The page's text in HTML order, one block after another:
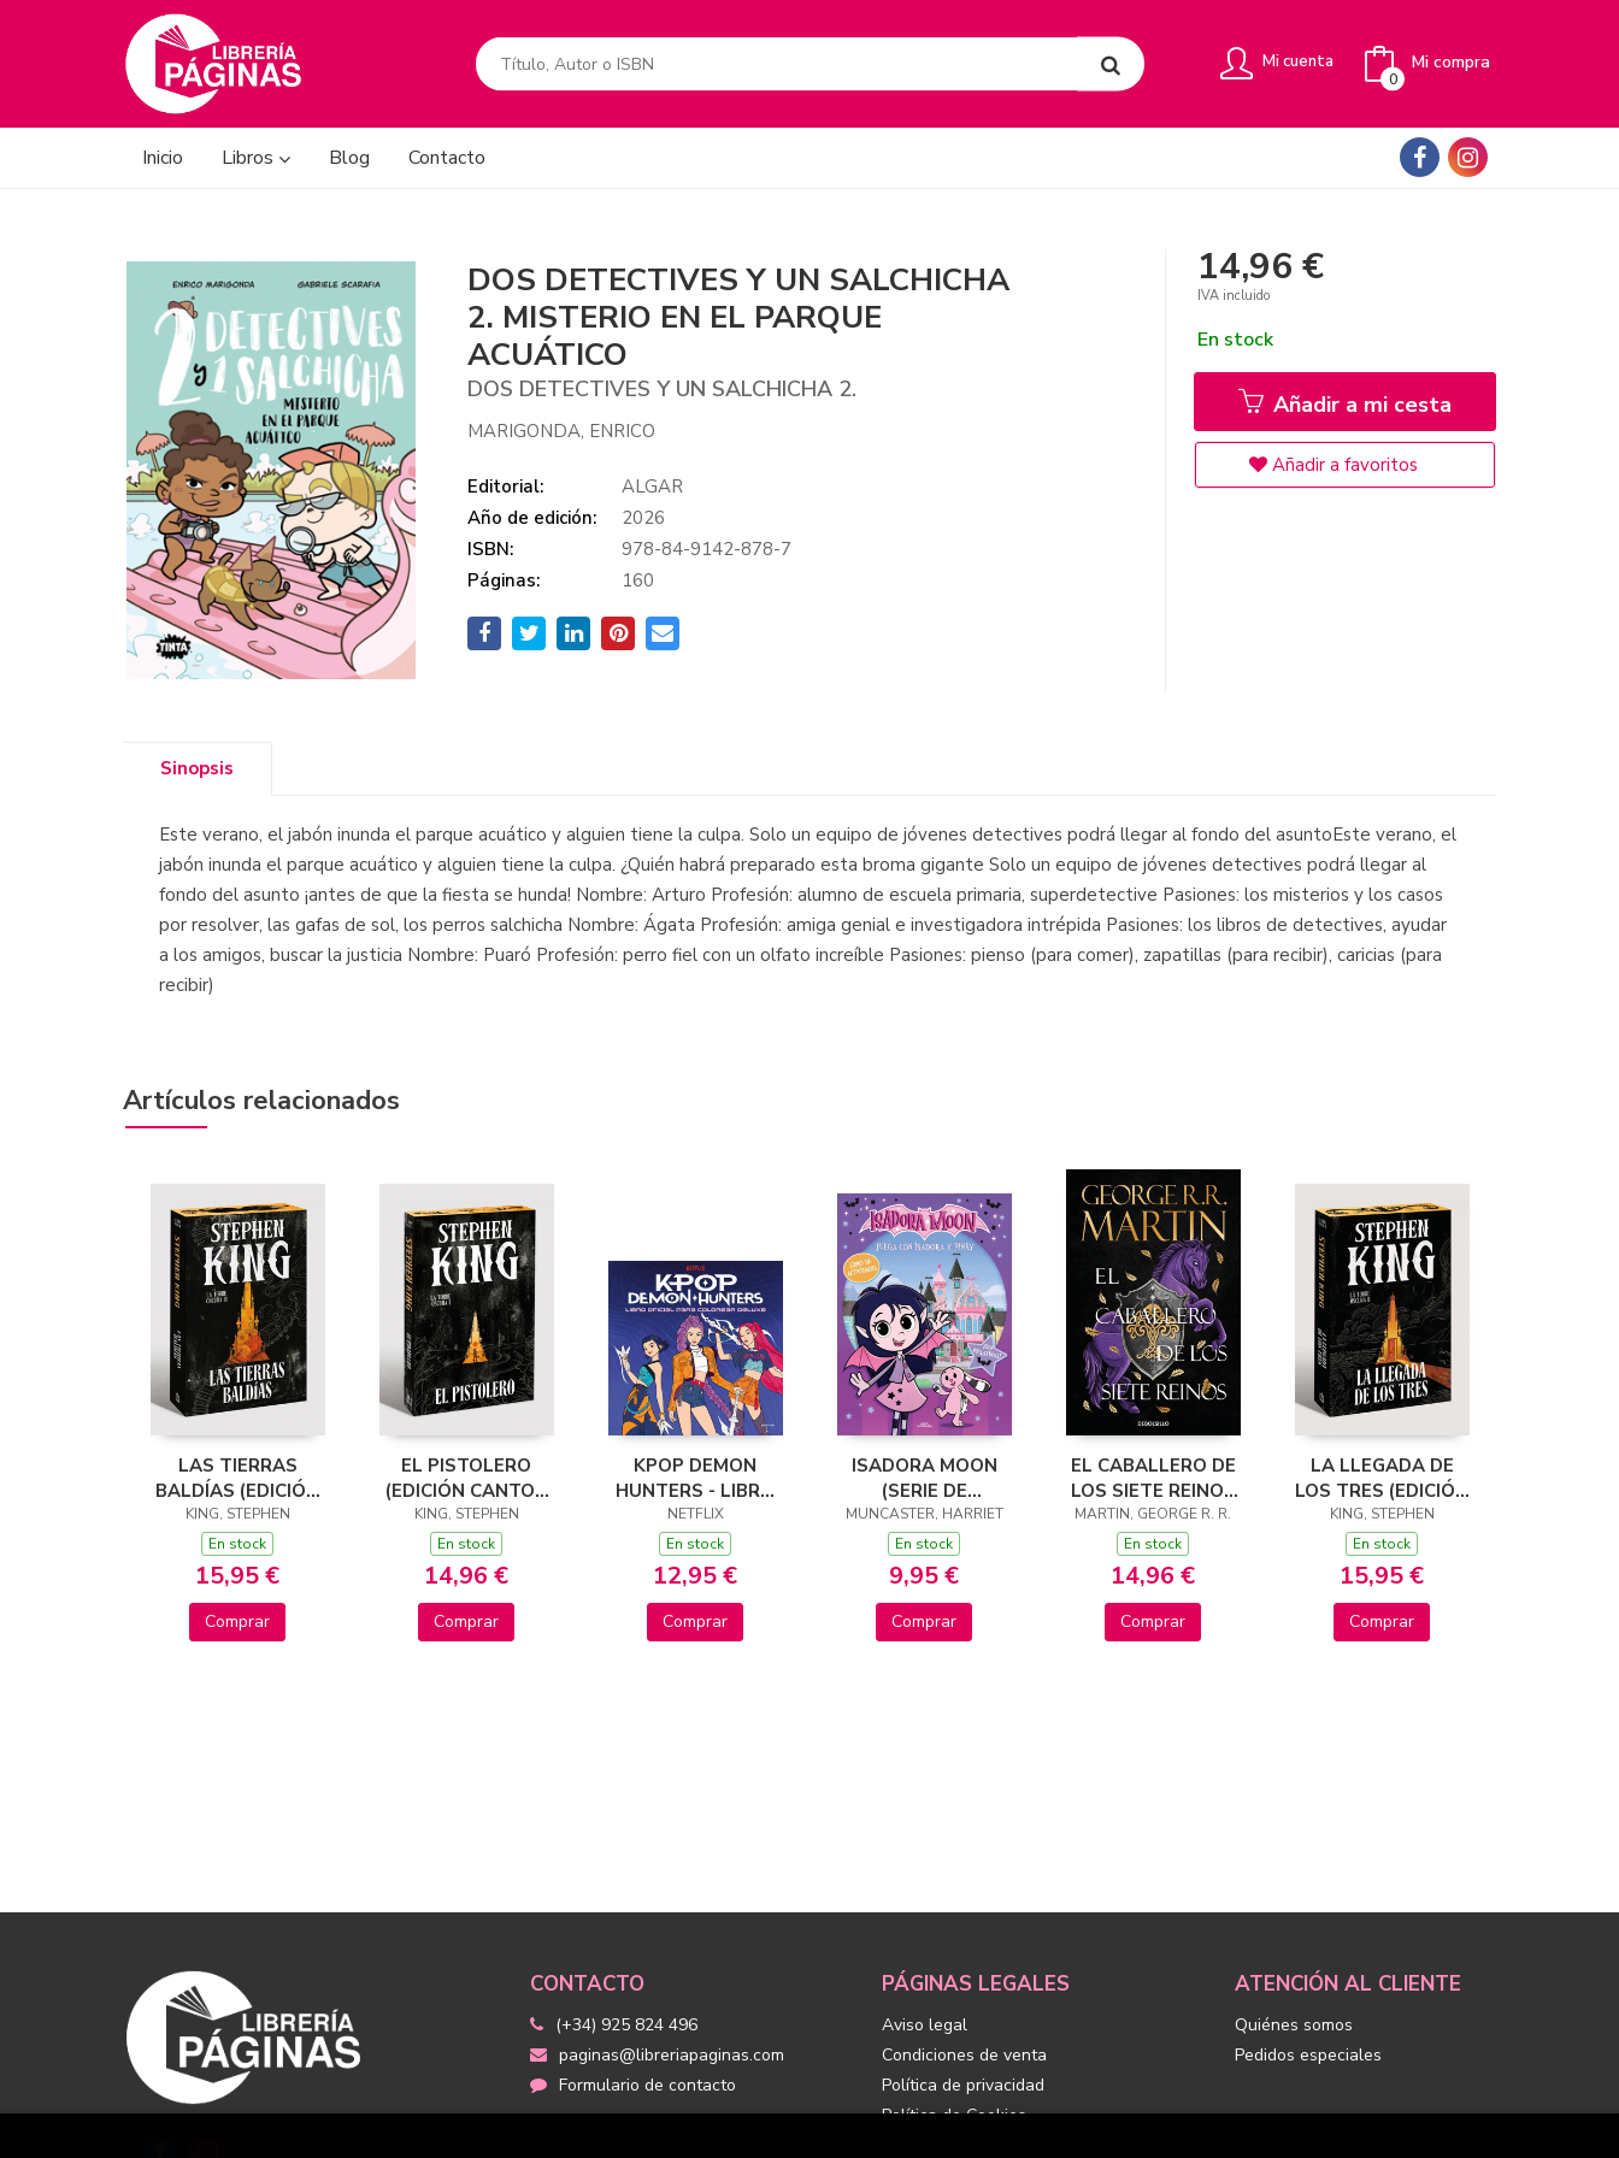
Mi cuenta Mi compra
0
Inicio Libros Blog Contacto
DOS DETECTIVES Y UN SALCHICHA
2. MISTERIO EN EL PARQUE
ACUÁTICO
DOS DETECTIVES Y UN SALCHICHA 2.
MARIGONDA, ENRICO
Editorial:
ALGAR
Año de edición:
2026
ISBN:
978-84-9142-878-7
Páginas:
160
14,96 €
IVA incluido
En stock
Añadir a mi cesta
Añadir a favoritos
Sinopsis
Este verano, el jabón inunda el parque acuático y alguien tiene la culpa. Solo un equipo de jóvenes detectives podrá llegar al fondo del asuntoEste verano, el
jabón inunda el parque acuático y alguien tiene la culpa. ¿Quién habrá preparado esta broma gigante Solo un equipo de jóvenes detectives podrá llegar al
fondo del asunto ¡antes de que la fiesta se hunda! Nombre: Arturo Profesión: alumno de escuela primaria, superdetective Pasiones: los misterios y los casos
por resolver, las gafas de sol, los perros salchicha Nombre: Ágata Profesión: amiga genial e investigadora intrépida Pasiones: los libros de detectives, ayudar
a los amigos, buscar la justicia Nombre: Puaró Profesión: perro fiel con un olfato increíble Pasiones: pienso (para comer), zapatillas (para recibir), caricias (para
recibir)
Artículos relacionados
LAS TIERRAS
BALDÍAS (EDICIÓN
CANTOS
TINTADOS) (LA
TORRE OSCURA 3)
KING, STEPHEN
En stock
15,95 €
Comprar
EL PISTOLERO
(EDICIÓN CANTOS
TINTADOS) (LA
TORRE OSCURA 1)
KING, STEPHEN
En stock
14,96 €
Comprar
KPOP DEMON
HUNTERS - LIBRO
OFICIAL PARA
COLOREAR DELUXE
NETFLIX
En stock
12,95 €
Comprar
ISADORA MOON
(SERIE DE
TELEVISIÓN) -
JUEGA CON
ISADORA Y PINKY
MUNCASTER, HARRIET
En stock
9,95 €
Comprar
EL CABALLERO DE
LOS SIETE REINOS
(CANCIÓN DE HIELO
Y FUEGO)
MARTIN, GEORGE R. R.
En stock
14,96 €
Comprar
LA LLEGADA DE
LOS TRES (EDICIÓN
CANTOS
TINTADOS) (LA
TORRE OSCURA 2)
KING, STEPHEN
En stock
15,95 €
Comprar
CONTACTO
(+34) 925 824 496
paginas@libreriapaginas.com
Formulario de contacto
PÁGINAS LEGALES
Aviso legal
Condiciones de venta
Política de privacidad
Política de Cookies
ATENCIÓN AL CLIENTE
Quiénes somos
Pedidos especiales